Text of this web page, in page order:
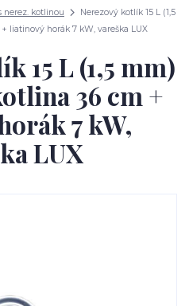
nerez. kotlinou
Nerezový kotlík 15 L (1,5
liatinový horák 7 kW, vareška LUX
15 L (1,5 mm)
36 cm +
7 kW,
LUX